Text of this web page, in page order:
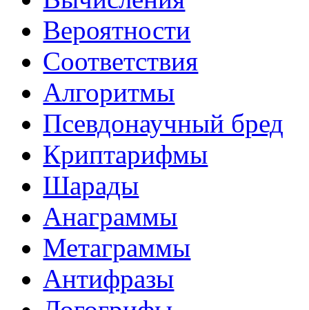
Вероятности
Соответствия
Алгоритмы
Псевдонаучный бред
Криптарифмы
Шарады
Анаграммы
Метаграммы
Антифразы